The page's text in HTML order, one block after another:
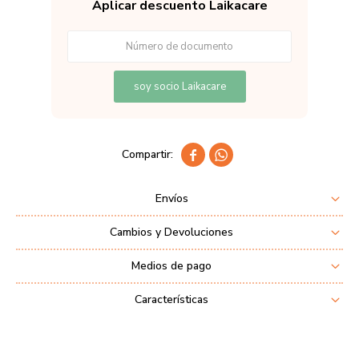
Aplicar descuento Laikacare
soy socio Laikacare
 
Envíos
Cambios y Devoluciones
Medios de pago
Características